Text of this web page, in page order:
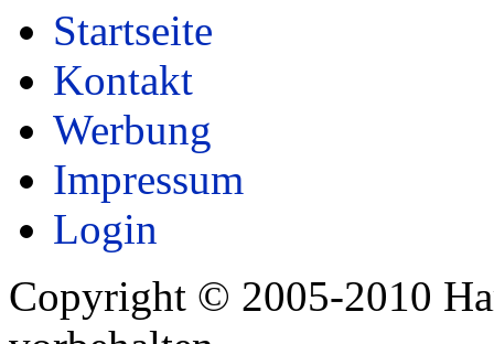
Startseite
Kontakt
Werbung
Impressum
Login
Copyright © 2005-2010